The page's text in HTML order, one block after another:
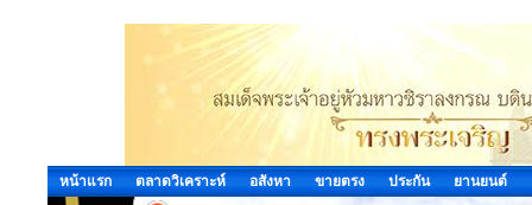
หน้าแรก ตลาดวิเคราะห์ อสังหา ขายตรง ประกัน ยานยนต์